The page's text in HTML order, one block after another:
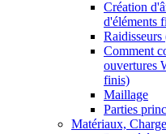
Création
d'éléments
Raidisseurs
Comment
ouvertures
finis)
Maillage
Parties
Matériaux,